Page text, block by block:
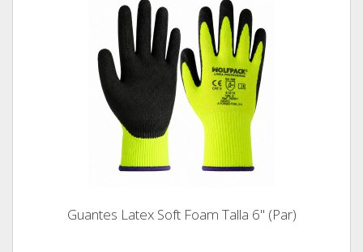
Guantes Latex Soft Foam Talla 6" (Par)